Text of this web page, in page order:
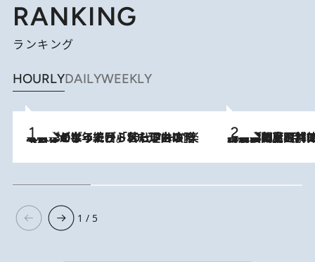
RANKING
ランキング
HOURLYDAILYWEEKLY
2026.8.3
【自作のダイエットノートは攻略本】ダイエットが「苦しいもの」ではなくなった日。50代フードライターが半年続けられた理由は“楽しむこと” 2026.8.8
「最後に見られてよかった」上野動物園の東園パンダ舎が解体前に特別公開。8月16日まで延長されたパネル展と共に辿る“半世紀”のパンダ飼育《解体工事の図面あり》
1 / 5